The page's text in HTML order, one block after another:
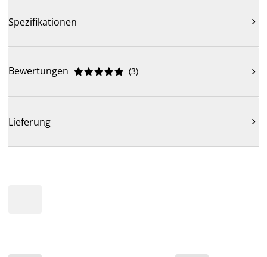
Spezifikationen 
Bewertungen 




 (3) 
Lieferung 